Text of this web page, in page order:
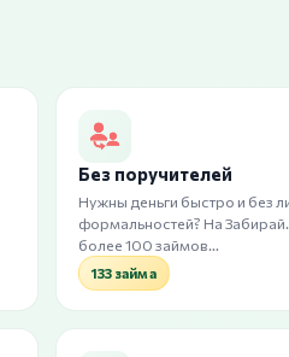
Без поручителей
Нужны деньги быстро и без
формальностей? На
более 100 займов…
133 займа